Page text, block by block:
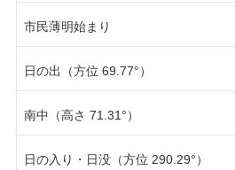
市民薄明始まり
日の出（方位 69.77°）
南中（高さ 71.31°）
日の入り・日没（方位 290.29°）